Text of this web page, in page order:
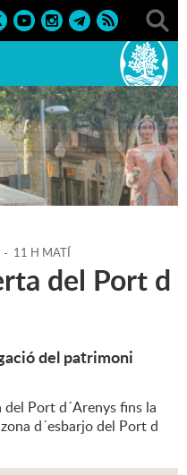
- 11 H MATÍ
del Port d
del patrimoni
Port d´Arenys fins la
d´esbarjo del Port d